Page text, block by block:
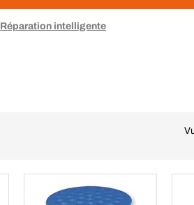
Réparation intelligente